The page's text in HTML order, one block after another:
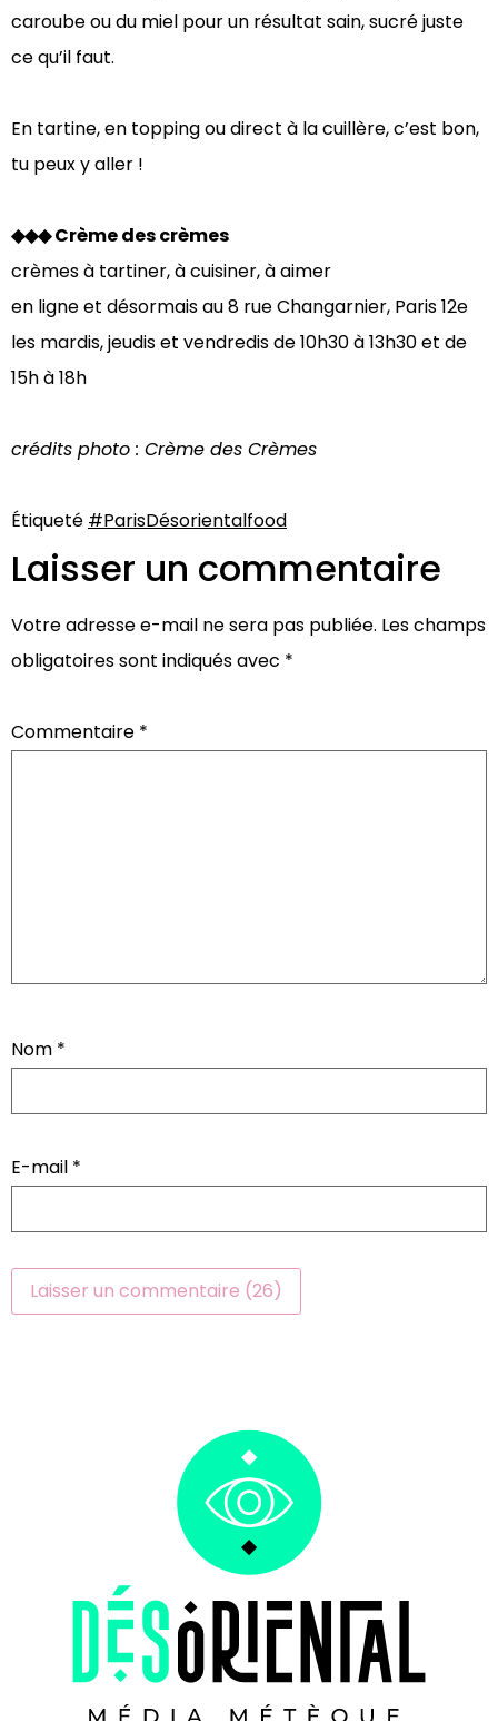
caroube ou du miel pour un résultat sain, sucré juste
ce qu’il faut.
En tartine, en topping ou direct à la cuillère, c’est bon,
tu peux y aller !
◆◆◆ Crème des crèmes
crèmes à tartiner, à cuisiner, à aimer
en ligne et désormais au 8 rue Changarnier, Paris 12e
les mardis, jeudis et vendredis de 10h30 à 13h30 et de
15h à 18h
crédits photo : Crème des Crèmes
Étiqueté #ParisDésorientalfood
Laisser un commentaire
Votre adresse e-mail ne sera pas publiée. Les champs
obligatoires sont indiqués avec *
Commentaire *
Nom *
E-mail *